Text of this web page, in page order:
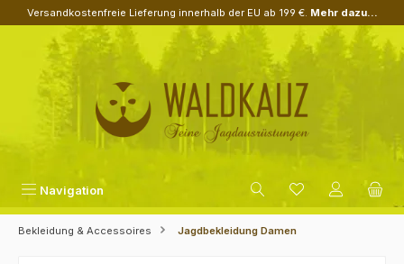
Zum Hauptinhalt springen
Versandkostenfreie Lieferung innerhalb der EU ab 199 €. Mehr dazu...
Navigation
Bekleidung & Accessoires Jagdbekleidung Damen